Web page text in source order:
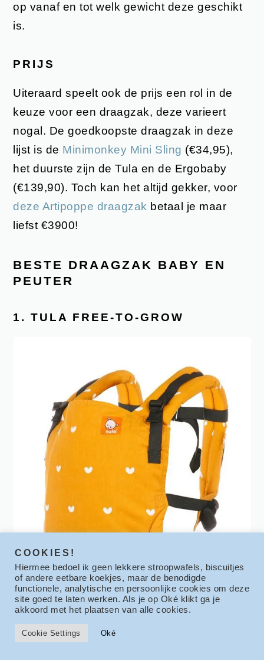
op vanaf en tot welk gewicht deze geschikt
is.
PRIJS
Uiteraard speelt ook de prijs een rol in de
keuze voor een draagzak, deze varieert
nogal. De goedkoopste draagzak in deze
lijst is de Minimonkey Mini Sling (€34,95),
het duurste zijn de Tula en de Ergobaby
(€139,90). Toch kan het altijd gekker, voor
deze Artipoppe draagzak betaal je maar
liefst €3900!
BESTE DRAAGZAK BABY EN
PEUTER
1. TULA FREE-TO-GROW
COOKIES!
Hiermee bedoel ik geen lekkere stroopwafels, biscuitjes
of andere eetbare koekjes, maar de benodigde
functionele, analytische en persoonlijke cookies om deze
site goed te laten werken. Als je op Oké klikt ga je
akkoord met het plaatsen van alle cookies.
Cookie Settings Oké